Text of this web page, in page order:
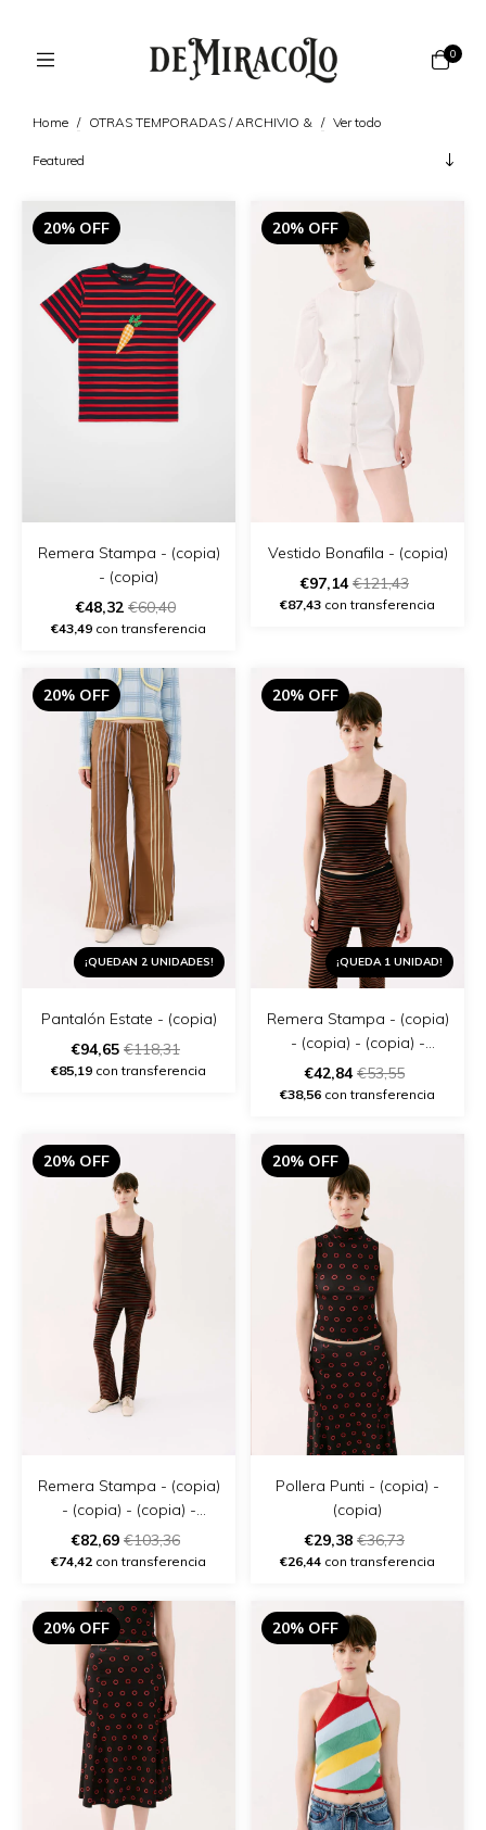
0
Home / OTRAS TEMPORADAS / ARCHIVIO & / Ver todo
20% OFF
Remera Stampa - (copia)
- (copia)
€48,32 €60,40
€43,49 con transferencia
20% OFF
Vestido Bonafila - (copia)
€97,14€121,43
€87,43 con transferencia
20% OFF
¡QUEDAN 2 UNIDADES!
Pantalón Estate - (copia)
€94,65 €118,31
€85,19 con transferencia
20% OFF
¡QUEDA 1 UNIDAD!
Remera Stampa - (copia)
- (copia) - (copia) -
(copia) - (copia) - (copia)
€42,84€53,55
€38,56 con transferencia
20% OFF
Remera Stampa - (copia)
- (copia) - (copia) -
(copia) - (copia) - (copia)
- (copia)
€82,69 €103,36
€74,42 con transferencia
20% OFF
Pollera Punti - (copia) -
(copia)
€29,38 €36,73
€26,44 con transferencia
20% OFF 20% OFF